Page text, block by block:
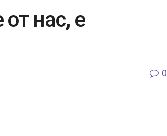
нас, е
0